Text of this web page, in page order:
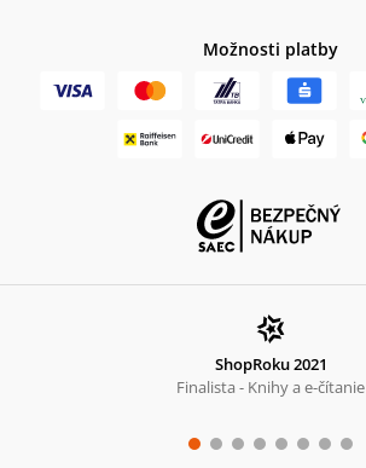
Možnosti platby
ShopRoku 2021
Finalista - Knihy a e-čítanie